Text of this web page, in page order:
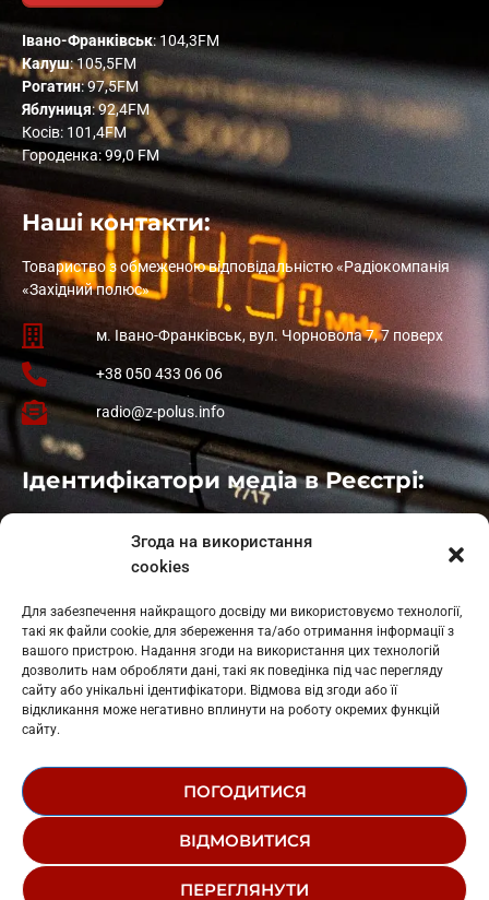
Згода на використання
cookies
Для забезпечення найкращого досвіду ми використовуємо технології,
такі як файли cookie, для збереження та/або отримання інформації з
вашого пристрою. Надання згоди на використання цих технологій
дозволить нам обробляти дані, такі як поведінка під час перегляду
сайту або унікальні ідентифікатори. Відмова від згоди або її
відкликання може негативно вплинути на роботу окремих функцій
сайту.
ПОГОДИТИСЯ
ВІДМОВИТИСЯ
ПЕРЕГЛЯНУТИ
Івано-Франківськ: 104,3FM
Калуш: 105,5FM
Рогатин: 97,5FM
Яблуниця: 92,4FM
Косів: 101,4FM
Городенка: 99,0 FM
Наші контакти:
Товариство з обмеженою відповідальністю «Радіокомпанія
«Західний полюс»
м. Івано-Франківськ, вул. Чорновола 7, 7 поверх
+38 050 433 06 06
radio@z-polus.info
Ідентифікатори медіа в Реєстрі:
: L11-01410
: L11-01801
Косів: L11-01805
Гарасимів: L11-02274
© 1995-2026 РК «ЗАХІДНИЙ ПОЛЮС»
РЕДАКЦІЙНИЙ СТАТУТ
СТРУКТУРА ВЛАСНОСТІ